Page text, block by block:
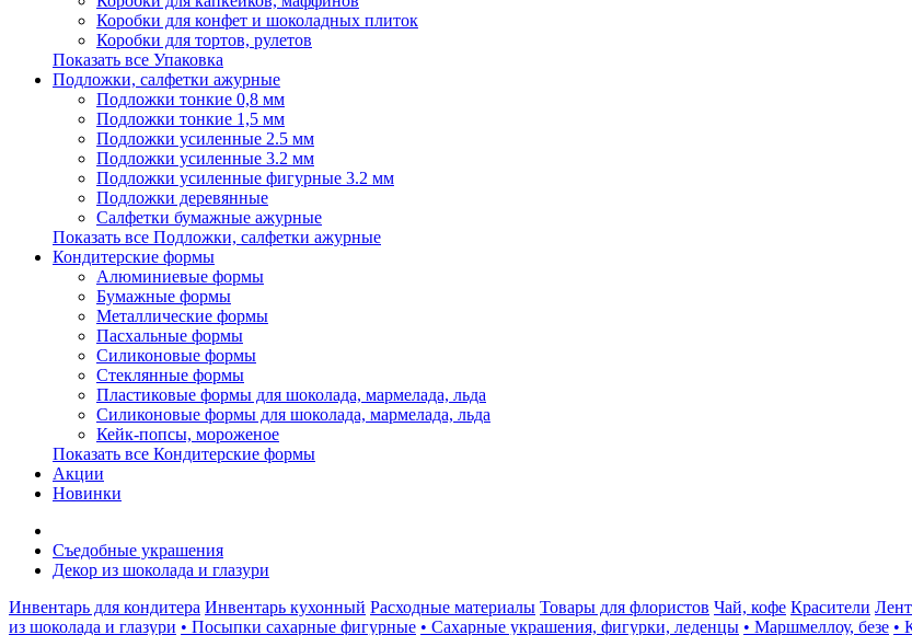
Коробки для конфет и шоколадных плиток
Коробки для тортов, рулетов
Показать все Упаковка
Подложки, салфетки ажурные
Подложки тонкие 0,8 мм
Подложки тонкие 1,5 мм
Подложки усиленные 2.5 мм
Подложки усиленные 3.2 мм
Подложки усиленные фигурные 3.2 мм
Подложки деревянные
Салфетки бумажные ажурные
Показать все Подложки, салфетки ажурные
Кондитерские формы
Алюминиевые формы
Бумажные формы
Металлические формы
Пасхальные формы
Силиконовые формы
Стеклянные формы
Пластиковые формы для шоколада, мармелада, льда
Силиконовые формы для шоколада, мармелада, льда
Кейк-попсы, мороженое
Показать все Кондитерские формы
Акции
Новинки
Съедобные украшения
Декор из шоколада и глазури
Инвентарь для кондитера Инвентарь кухонный Расходные материалы Товары для флористов Чай, кофе Красители
из шоколада и глазури • Посыпки сахарные фигурные • Сахарные украшения, фигурки, леденцы • Маршмеллоу, безе •